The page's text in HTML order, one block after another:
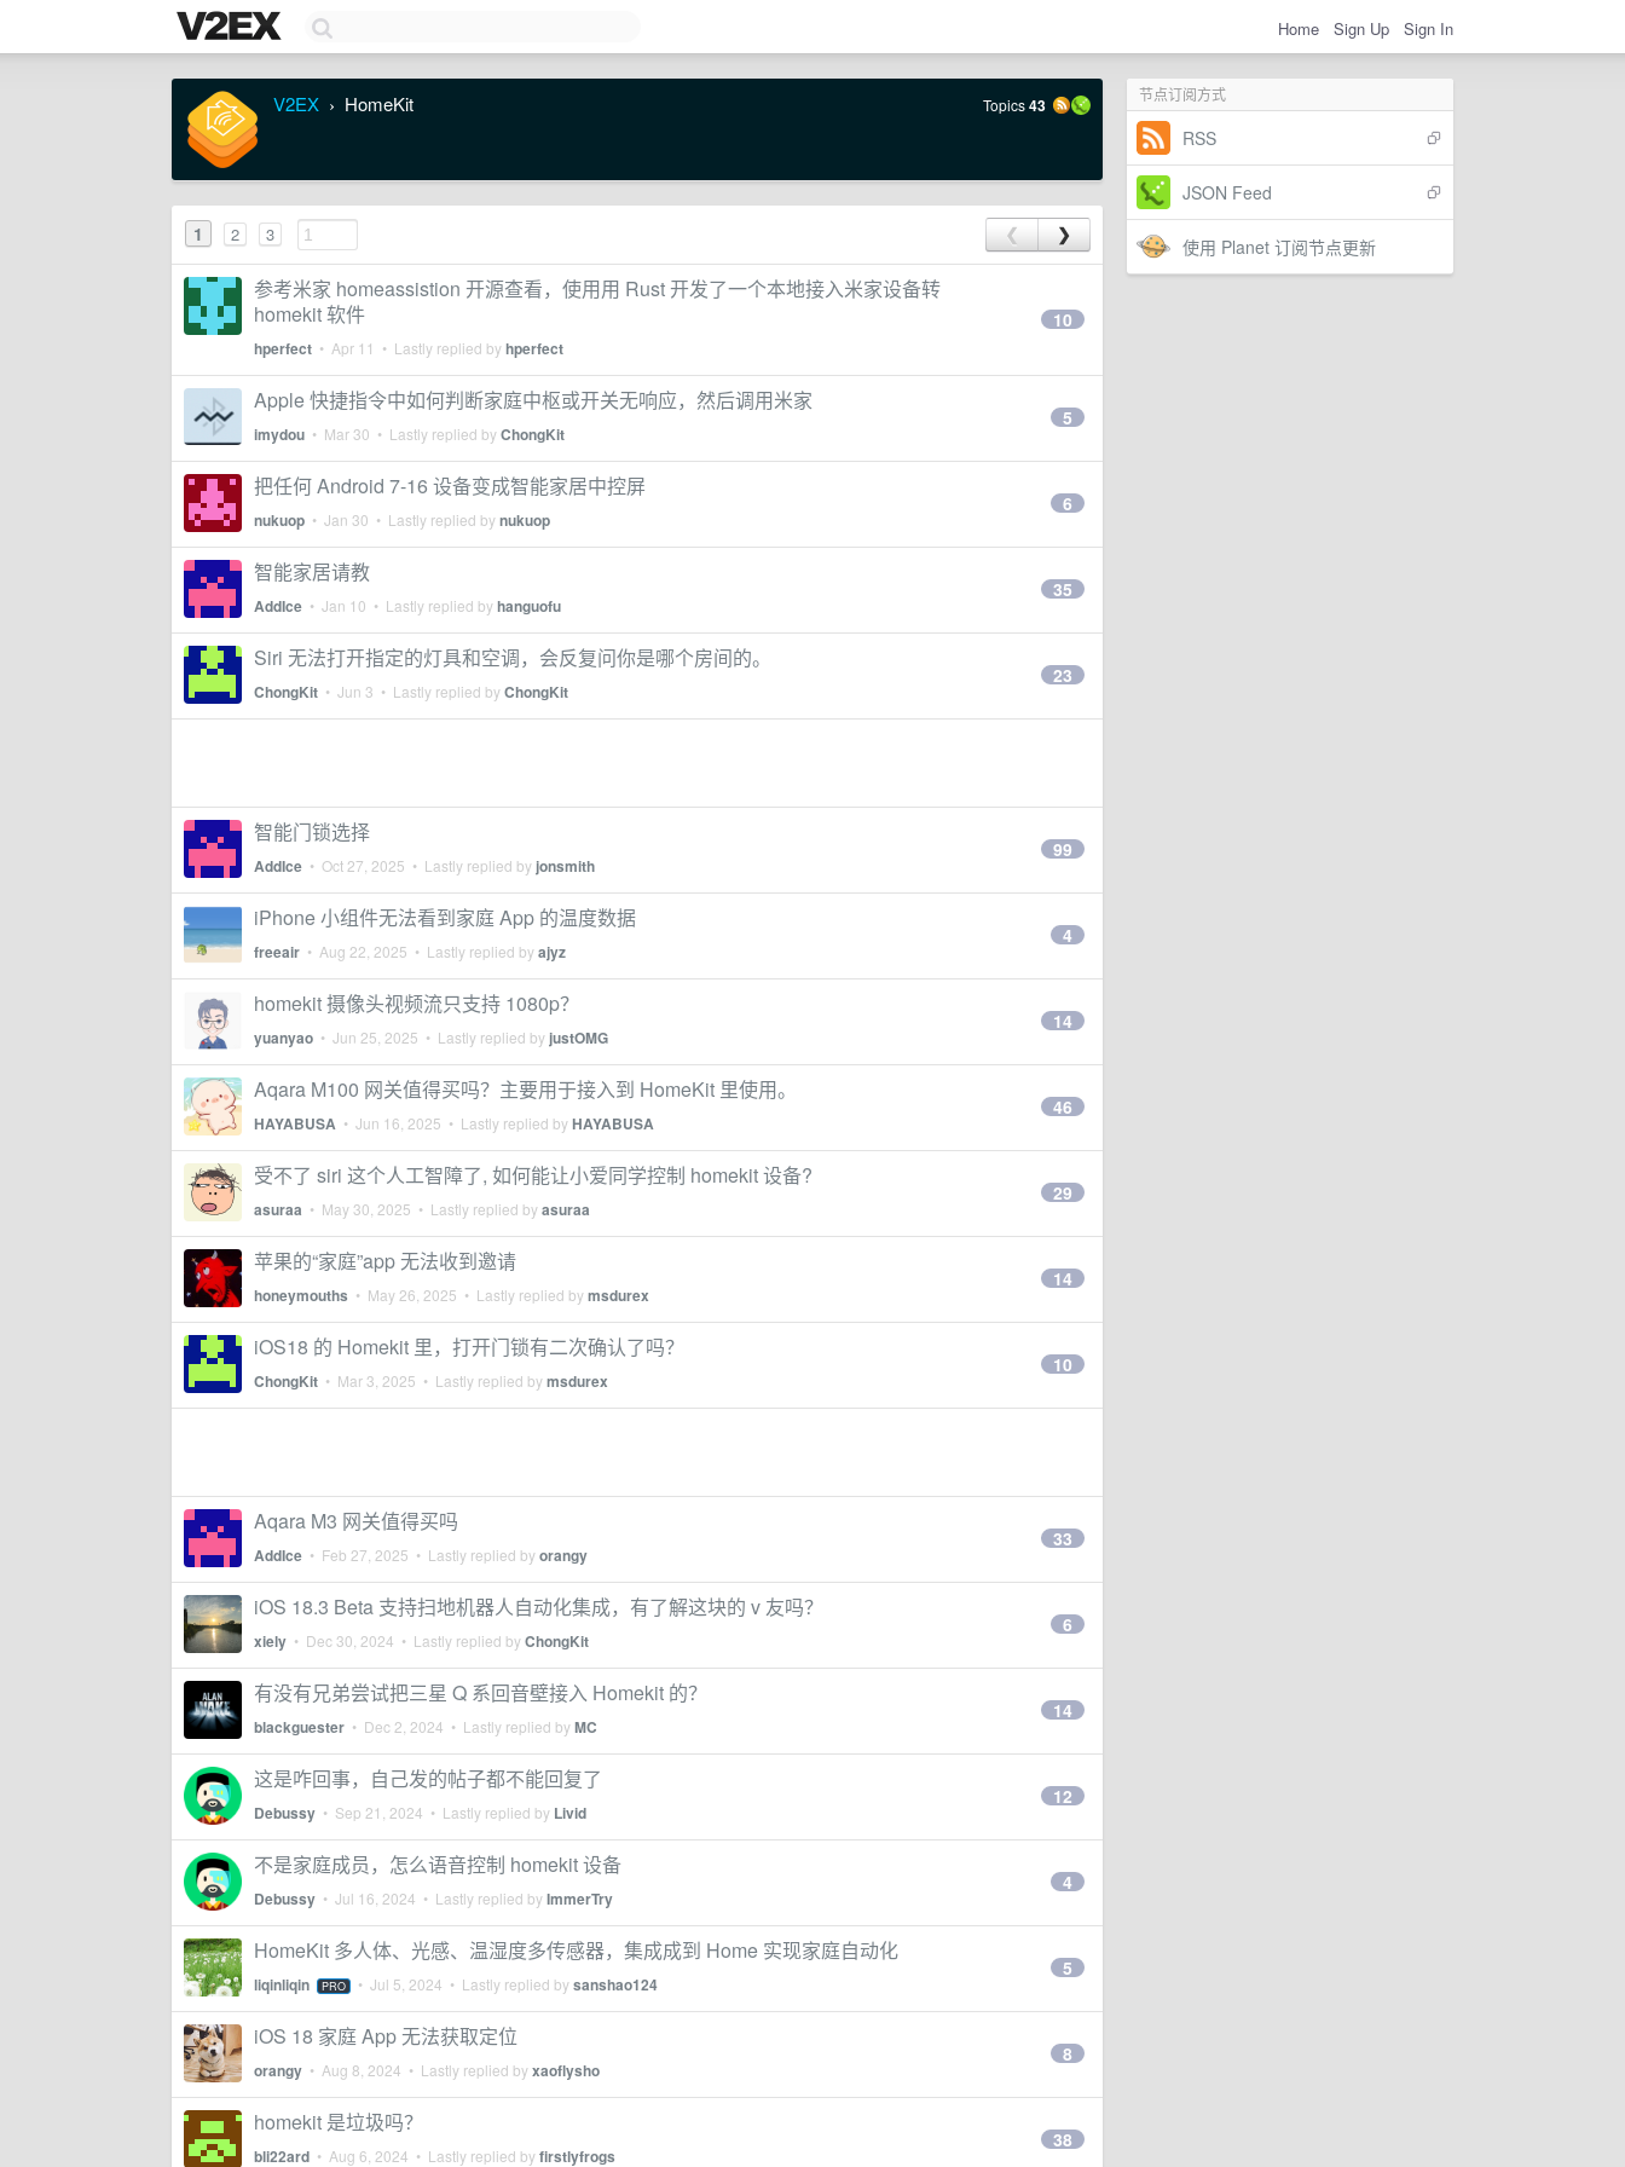
Home Sign Up Sign In
节点订阅方式
RSS
JSON Feed
使用 Planet 订阅节点更新
V2EX › HomeKit Topics43
1 2 3 ❮ ❯
参考米家 homeassistion 开源查看，使用用 Rust 开发了一个本地接入米家设备转
homekit 软件
hperfect • Apr 11 • Lastly replied byhperfect
10
Apple 快捷指令中如何判断家庭中枢或开关无响应，然后调用米家
imydou • Mar 30 • Lastly replied byChongKit
5
把任何 Android 7-16 设备变成智能家居中控屏
nukuop • Jan 30 • Lastly replied bynukuop
6
智能家居请教
AddIce • Jan 10 • Lastly replied byhanguofu
35
Siri 无法打开指定的灯具和空调，会反复问你是哪个房间的。
ChongKit • Jun 3 • Lastly replied byChongKit
23
智能门锁选择
AddIce • Oct 27, 2025 • Lastly replied by jonsmith
99
iPhone 小组件无法看到家庭 App 的温度数据
freeair • Aug 22, 2025 • Lastly replied byajyz
4
homekit 摄像头视频流只支持 1080p？
yuanyao • Jun 25, 2025 • Lastly replied by justOMG
14
Aqara M100 网关值得买吗？主要用于接入到 HomeKit 里使用。
HAYABUSA • Jun 16, 2025 • Lastly replied byHAYABUSA
46
受不了 siri 这个人工智障了, 如何能让小爱同学控制 homekit 设备?
asuraa • May 30, 2025 • Lastly replied byasuraa
29
苹果的“家庭”app 无法收到邀请
honeymouths • May 26, 2025 • Lastly replied bymsdurex
14
iOS18 的 Homekit 里，打开门锁有二次确认了吗？
ChongKit • Mar 3, 2025 • Lastly replied bymsdurex
10
Aqara M3 网关值得买吗
AddIce • Feb 27, 2025 • Lastly replied byorangy
33
iOS 18.3 Beta 支持扫地机器人自动化集成，有了解这块的 v 友吗？
xiely • Dec 30, 2024 • Lastly replied byChongKit
6
有没有兄弟尝试把三星 Q 系回音壁接入 Homekit 的？
blackguester • Dec 2, 2024 • Lastly replied byMC
14
这是咋回事，自己发的帖子都不能回复了
Debussy • Sep 21, 2024 • Lastly replied by Livid
12
不是家庭成员，怎么语音控制 homekit 设备
Debussy • Jul 16, 2024 • Lastly replied byImmerTry
4
HomeKit 多人体、光感、温湿度多传感器，集成成到 Home 实现家庭自动化
liqinliqin PRO • Jul 5, 2024 • Lastly replied bysanshao124
5
iOS 18 家庭 App 无法获取定位
orangy • Aug 8, 2024 • Lastly replied byxaoflysho
8
homekit 是垃圾吗？
bli22ard • Aug 6, 2024 • Lastly replied byfirstlyfrogs
38